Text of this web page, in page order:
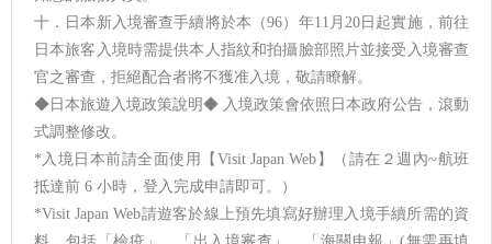
十．日本新入境審查手續將於本（96）年11月20日起實施，前往
日本旅客入境時需提供本人指紋和拍攝臉部照片並接受入境審查
官之審查，拒絕配合者將不獲准入境，敬請瞭解。
◆日本旅遊入境政策說明◆ 入境政策會依照日本政府公告，滾動
式調整修改。
*入境日本前請全面使用【Visit Japan Web】（請在２週內~航班
抵達前 6 小時，登入完成申請即可。）
*Visit Japan Web請遊客於線上預先填寫好辦理入境手續所需的資